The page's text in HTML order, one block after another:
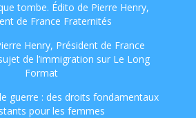
tombe. Édito de Pierre Henry,
de France Fraternités
Henry, Président de France
de l’immigration sur Le Long
Format
guerre : des droits fondamentaux
pour les femmes